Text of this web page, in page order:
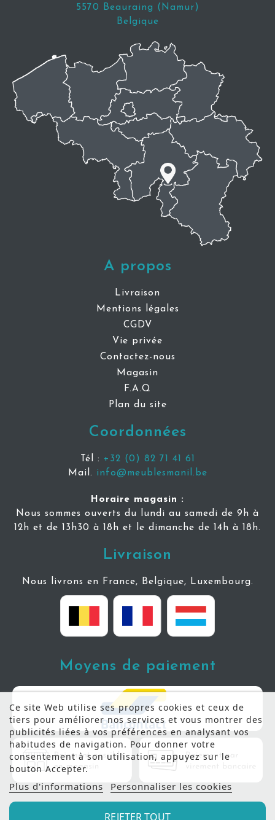
Ce site Web utilise ses propres cookies et ceux de
tiers pour améliorer nos services et vous montrer des
publicités liées à vos préférences en analysant vos
habitudes de navigation. Pour donner votre
consentement à son utilisation, appuyez sur le
bouton Accepter.
Plus d'informations Personnaliser les cookies
REJETER TOUT
5570 Beauraing (Namur)
Belgique
A propos
Livraison
Mentions légales
CGDV
Vie privée
Contactez-nous
Magasin
F.A.Q
Plan du site
Coordonnées
Tél : +32 (0) 82 71 41 61
Mail. info@meublesmanil.be
Horaire magasin :
Nous sommes ouverts du lundi au samedi de 9h à
12h et de 13h30 à 18h et le dimanche de 14h à 18h.
Livraison
Nous livrons en France, Belgique, Luxembourg.
Moyens de paiement